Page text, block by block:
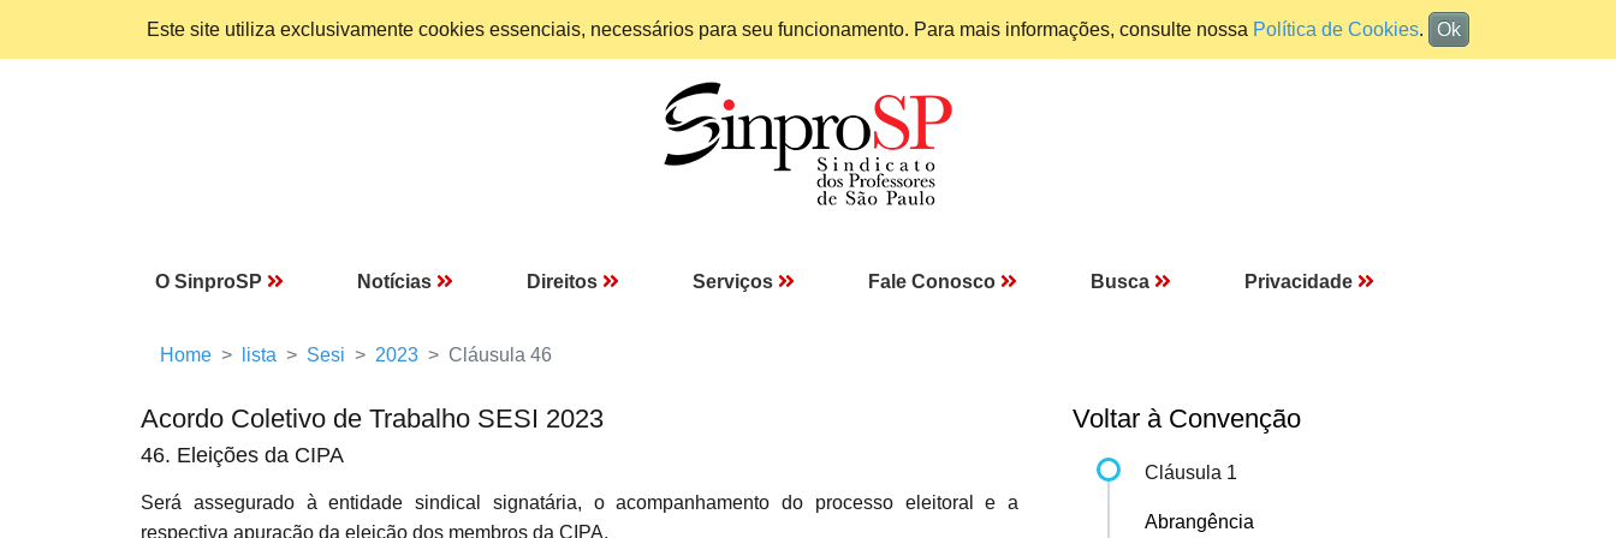
Este site utiliza exclusivamente cookies essenciais, necessários para seu funcionamento. Para mais informações, consulte nossa Política de Cookies. Ok
O SinproSP Notícias Direitos Serviços Fale Conosco Busca Privacidade
Home lista Sesi 2023 Cláusula 46
Acordo Coletivo de Trabalho SESI 2023
46. Eleições da CIPA
Será assegurado à entidade sindical signatária, o acompanhamento do processo eleitoral e a
respectiva apuração da eleição dos membros da CIPA.
Voltar à Convenção
Cláusula 1
Abrangência